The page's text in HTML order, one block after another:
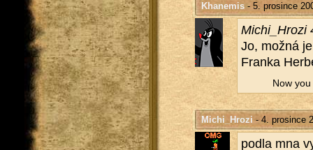
Khanemis- 5. prosince
Mi­chi_Hro­zi
Jo, možná
Fran­ka
Now
Michi_Hrozi - 4. prosince
podla mna